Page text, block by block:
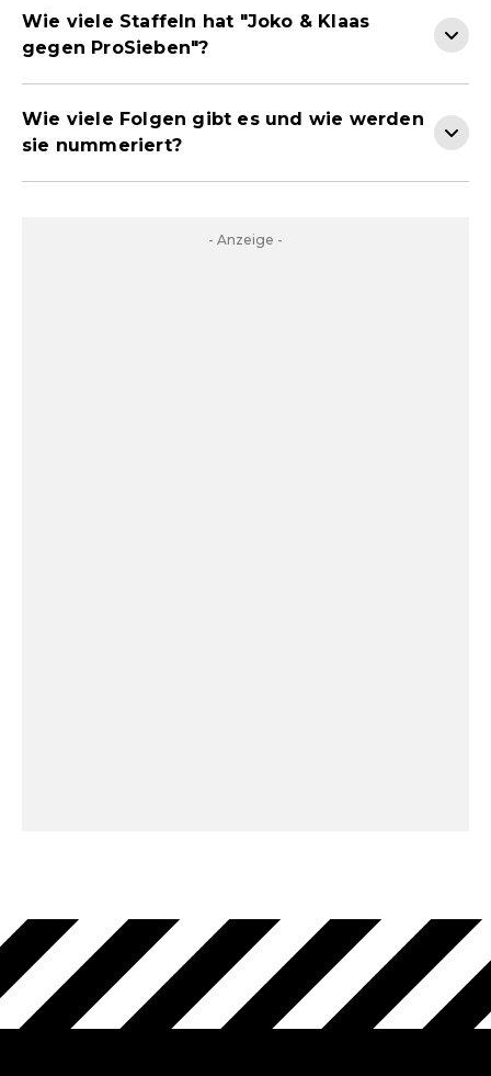
Wie viele Staffeln hat "Joko & Klaas
gegen ProSieben"?
Wie viele Folgen gibt es und wie werden
sie nummeriert?
- Anzeige -